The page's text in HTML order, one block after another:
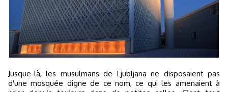
Jusque-là, les musulmans de Ljubljana ne disposaient pas
d'une mosquée digne de ce nom, ce qui les amenaient à